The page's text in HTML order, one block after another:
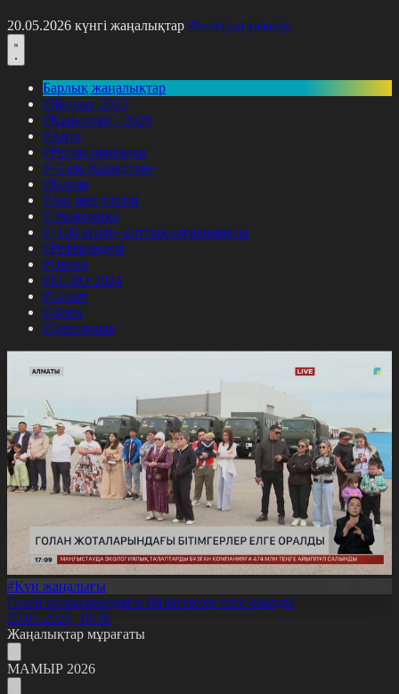
20.05.2026 күнгі жаңалықтар Фильтрді тазалау
Барлық жаңалықтар
#Жолдау 2025
#Құрылтай - 2026
#Апта
#Ресми оқиғалар
#«Таза Қазақстан»
#Қоғам
#Заң мен тәртіп
#Экономика
#«100 кітап» ұлттық сауалнамасы
#Референдум
#Оқиға
#EURO 2024
#Спорт
#Әлем
#Денсаулық
#Күн жаңалығы
Голан жоталарындағы бітімгерлер елге оралды
20.05.2026, 18:36
Жаңалықтар мұрағаты
МАМЫР 2026